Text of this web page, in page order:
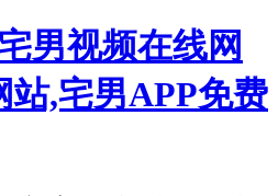
男视频在线网
站,宅男APP免费